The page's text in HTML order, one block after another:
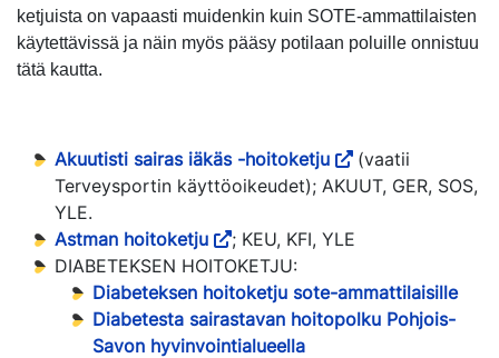
ketjuista on vapaasti muidenkin kuin SOTE-ammattilaisten
käytettävissä ja näin myös pääsy potilaan poluille onnistuu
tätä kautta.
Akuutisti sairas iäkäs -hoitoketju
(vaatii
Terveysportin käyttöoikeudet); AKUUT, GER, SOS,
YLE.
Astman hoitoketju
; KEU, KFI, YLE
DIABETEKSEN HOITOKETJU:
Diabeteksen hoitoketju sote-ammattilaisille
Diabetesta sairastavan hoitopolku Pohjois-
Savon hyvinvointialueella